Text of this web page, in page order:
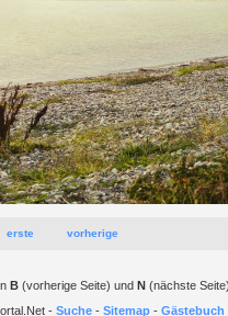
erste vorherige
B(vorherige Seite) und N(nächste Seite).
- Suche- Sitemap- Gästebuch